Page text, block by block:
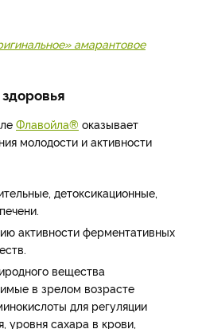
амарантовое
Флавойла® оказывает
молодости и активности
детоксикационные,
активности ферментативных
вещества
в зрелом возрасте
для регуляции
уровня сахара в крови,